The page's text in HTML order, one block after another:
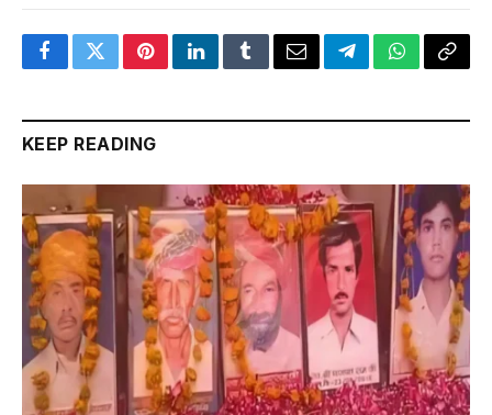
FacebookTwitterPinterestLinkedInTumblrEmailTelegramWhatsApp
Copy
KEEP READING